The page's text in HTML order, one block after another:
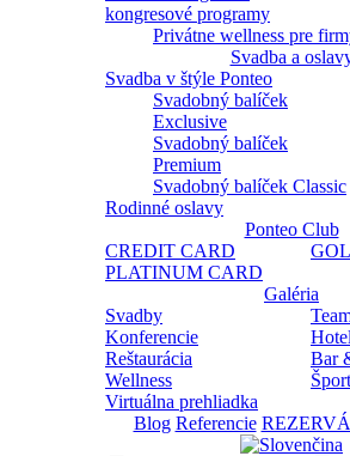
kongresové programy
Privátne wellness pre
Svadba a
Svadba v štýle Ponteo
Svadobný balíček
Exclusive
Svadobný balíček
Premium
Svadobný balíček Classic
Rodinné oslavy
Ponteo Club
CREDIT CARD
PLATINUM CARD
Galéria
Svadby
Konferencie
Reštaurácia
Bar
Wellness
Šport
Virtuálna prehliadka
Blog Referencie